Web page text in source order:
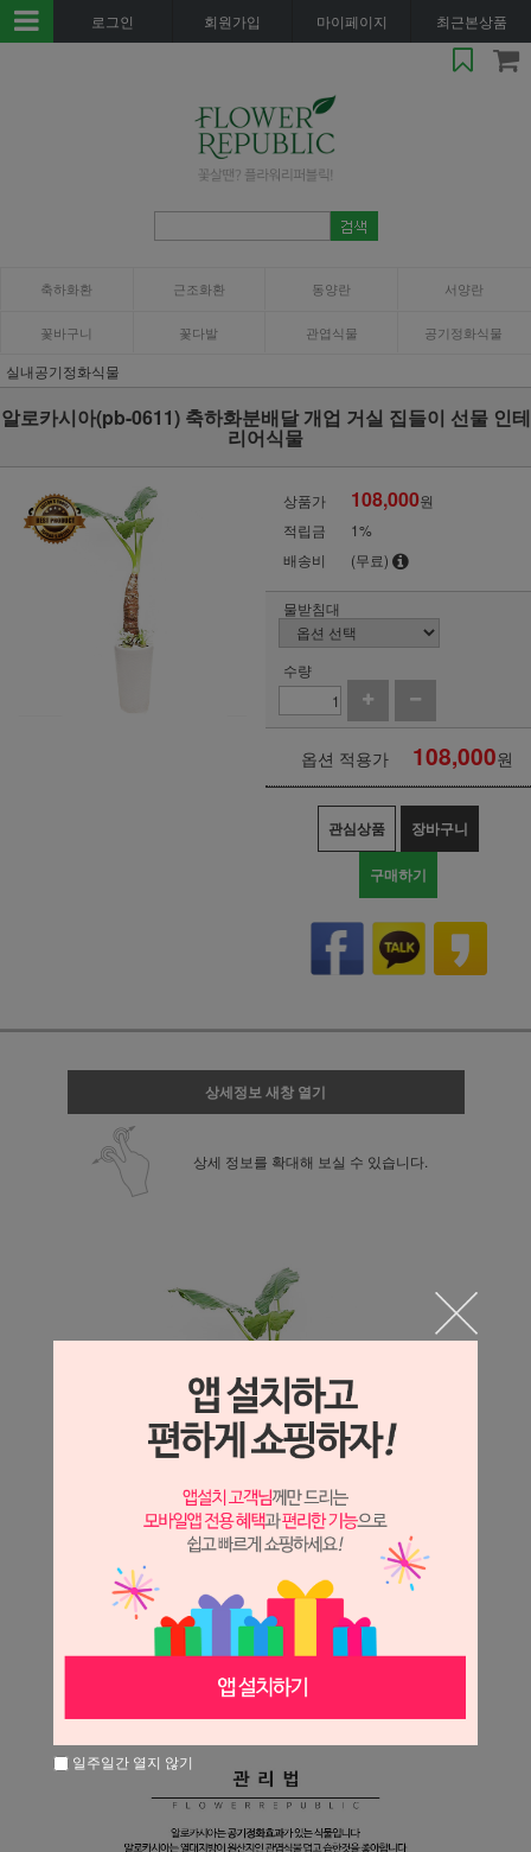
로그인 회원가입 마이페이지 최근본상품
축하화환 근조화환 동양란 서양란
꽃바구니 꽃다발 관엽식물 공기정화식물
실내공기정화식물
알로카시아(pb-0611) 축하화분배달 개업 거실 집들이 선물 인테
리어식물
상품가 108,000원
적립금
1%
배송비
(무료)
물받침대
수량
옵션 적용가 108,000원
관심상품 장바구니
구매하기
상세정보 새창 열기
상세 정보를 확대해 보실 수 있습니다.
일주일간 열지 않기